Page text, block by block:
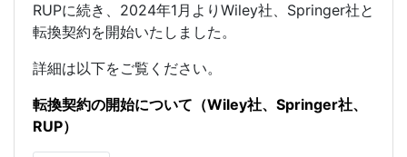
RUPに続き、2024年1月よりWiley社、Springer社と
転換契約を開始いたしました。
詳細は以下をご覧ください。
転換契約の開始について（Wiley社、Springer社、
RUP）